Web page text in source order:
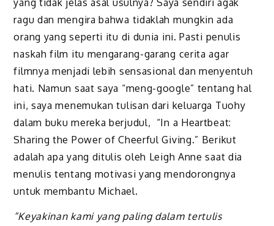
ragu dan mengira bahwa tidaklah mungkin ada
orang yang seperti itu di dunia ini. Pasti penulis
naskah film itu mengarang-garang cerita agar
filmnya menjadi lebih sensasional dan menyentuh
hati. Namun saat saya “meng-google” tentang hal
ini, saya menemukan tulisan dari keluarga Tuohy
dalam buku mereka berjudul, “In a Heartbeat:
Sharing the Power of Cheerful Giving.” Berikut
adalah apa yang ditulis oleh Leigh Anne saat dia
menulis tentang motivasi yang mendorongnya
untuk membantu Michael.
“Keyakinan kami yang paling dalam tertulis